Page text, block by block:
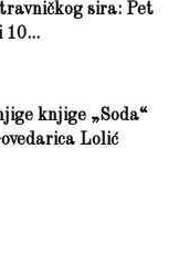
sira: Pet
10...
knjige „Soda“
Lolić